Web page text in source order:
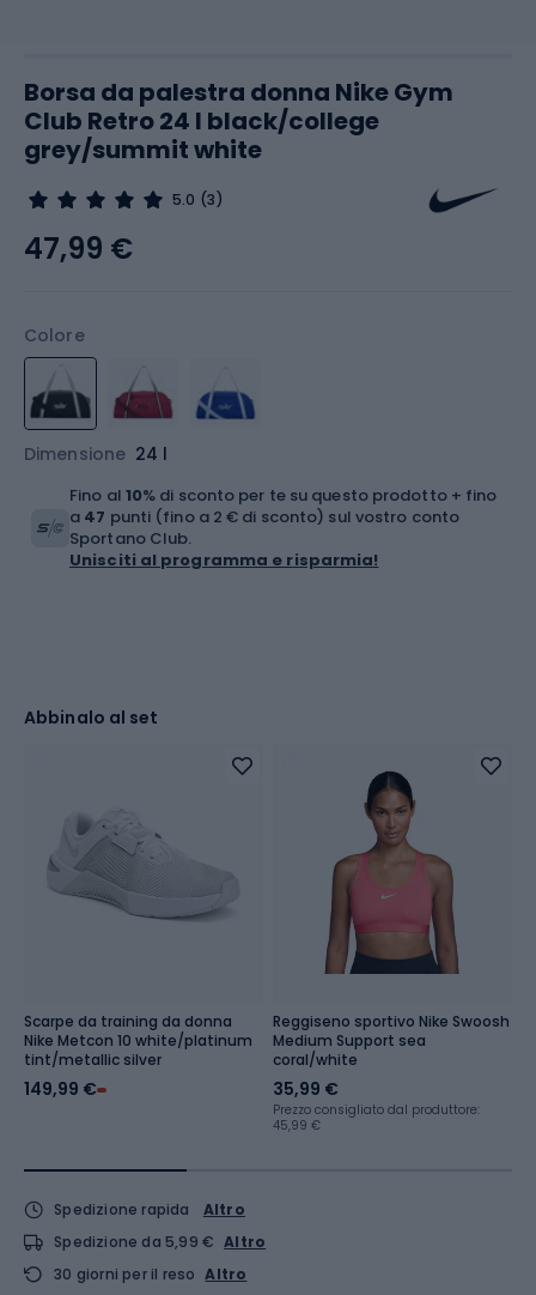
Borsa da palestra donna Nike Gym
Club Retro 24 l black/college
grey/summit white
5.0 (3)
Colore
Dimensione 24 l
47,99 €
Fino al 10% di sconto per te su questo prodotto + fino
a 47 punti (fino a 2 € di sconto) sul vostro conto
Sportano Club.
Unisciti al programma e risparmia!
Abbinalo al set
Scarpe da training da donna
Nike Metcon 10 white/platinum
tint/metallic silver
149,99 €
Reggiseno sportivo Nike Swoosh
Medium Support sea
coral/white
35,99 €
Prezzo consigliato dal produttore:
45,99 €
Spedizione rapida
Altro
Spedizione da 5,99 € Altro
30 giorni per il reso Altro